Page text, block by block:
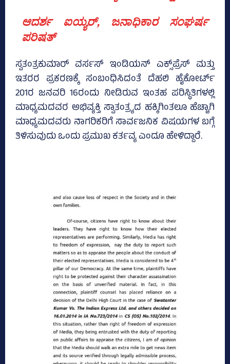
ಆದರ್ಶ ಐಯ್ಯರ್‌, ಜನಾಧಿಕಾರ ಸಂಘರ್ಷ
ಪರಿಷತ್‌
ಸ್ವತಂತ್ರಕುಮಾರ್‌ ವರ್ಸಸ್‌ ಇಂಡಿಯನ್ ಎಕ್ಸ್‌ಪ್ರೆಸ್‌ ಮತ್ತು
ಇತರರ ಪ್ರಕರಣಕ್ಕೆ ಸಂಬಂಧಿಸಿದಂತೆ ದೆಹಲಿ ಹೈಕೋರ್ಟ್‌
201ರ ಜನವರಿ 16ರಂದು ನೀಡಿರುವ ಇಂತಹ ಪರಿಸ್ಥಿತಿಗಳಲ್ಲಿ
ಮಾಧ್ಯಮದವರ ಅಭಿವ್ಯಕ್ತಿ ಸ್ವಾತಂತ್ರ್ಯದ ಹಕ್ಕಿಗಿಂತಲೂ ಹೆಚ್ಚಾಗಿ
ಮಾಧ್ಯಮದವರು ನಾಗರಿಕರಿಗೆ ಸಾರ್ವಜನಿಕ ವಿಷಯಗಳ ಬಗ್ಗೆ
ತಿಳಿಸುವುದು ಒಂದು ಪ್ರಮುಖ ಕರ್ತವ್ಯ ಎಂದೂ ಹೇಳಿದ್ದಾರೆ.